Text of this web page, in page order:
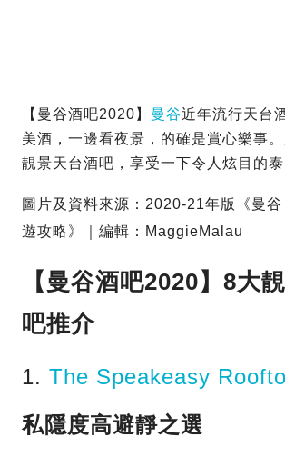
【曼谷酒吧2020】 曼谷近年流行天台
美酒，一邊看夜景，的確是賞心樂事
靚景天台酒吧，享受一下令人炫目的泰
圖片及資料來源：2020-21年版《曼谷
遊攻略》｜編輯：MaggieMalau
【曼谷酒吧2020】8大
吧推介
1. The Speakeasy
私隱度高避靜之選